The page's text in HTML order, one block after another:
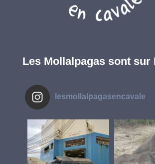
Les Mollalpagas sont
lesmollalpagasencavale